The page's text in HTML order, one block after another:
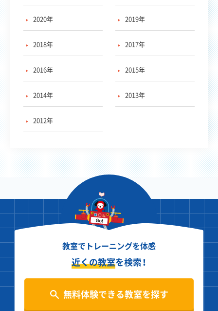
2020年 2019年
2018年 2017年
2016年 2015年
2014年 2013年
2012年
教室でトレーニングを体感
近くの教室を検索！
無料体験できる教室を探す